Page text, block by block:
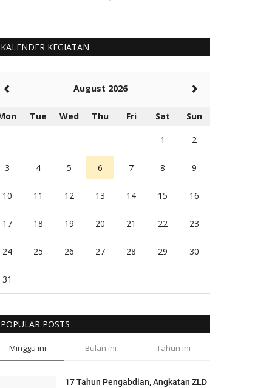
KALENDER KEGIATAN
August 2026
Tue Wed Thu Fri Sat Sun
1 2
3 4 5 6 7 8 9
10 11 12 13 14 15 16
17 18 19 20 21 22 23
24 25 26 27 28 29 30
31
POPULAR POSTS
Minggu ini Bulan ini Tahun ini
17 Tahun Pengabdian, Angkatan ZLD